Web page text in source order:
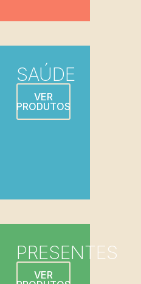
SAÚDE
VER
PRODUTOS
PRESENTES
VER